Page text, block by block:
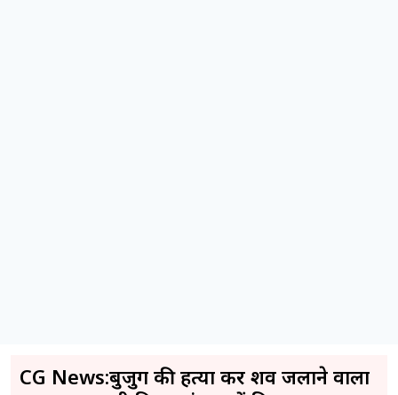
CG News:बुजुर्ग की हत्या कर शव जलाने वाला